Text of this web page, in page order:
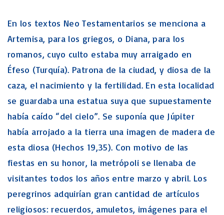
En los textos Neo Testamentarios se menciona a
Artemisa, para los griegos, o Diana, para los
romanos, cuyo culto estaba muy arraigado en
Éfeso (Turquía). Patrona de la ciudad, y diosa de la
caza, el nacimiento y la fertilidad. En esta localidad
se guardaba una estatua suya que supuestamente
había caído “del cielo”. Se suponía que Júpiter
había arrojado a la tierra una imagen de madera de
esta diosa (Hechos 19,35). Con motivo de las
fiestas en su honor, la metrópoli se llenaba de
visitantes todos los años entre marzo y abril. Los
peregrinos adquirían gran cantidad de artículos
religiosos: recuerdos, amuletos, imágenes para el